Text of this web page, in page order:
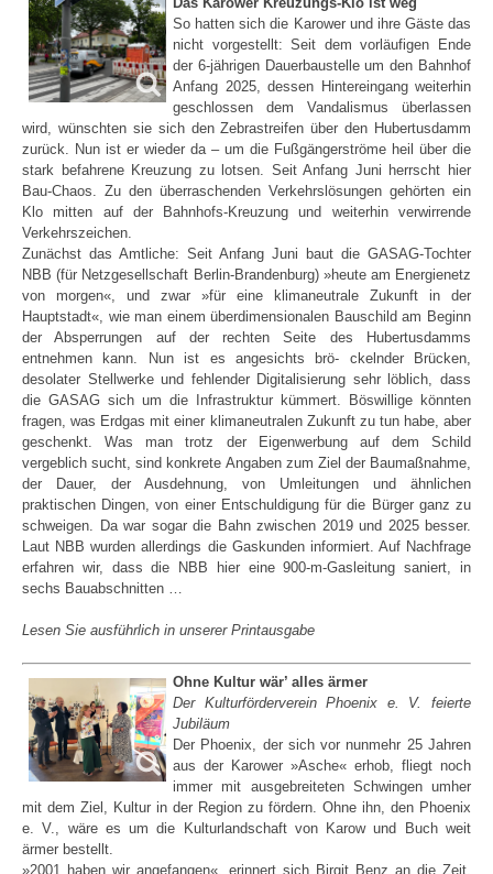
So hatten sich die Karower und ihre Gäste das
nicht vorgestellt: Seit dem vorläufigen Ende
der 6-jährigen Dauerbaustelle um den Bahnhof
Anfang 2025, dessen Hintereingang weiterhin
geschlossen dem Vandalismus überlassen
wird, wünschten sie sich den Zebrastreifen über den Hubertusdamm
zurück. Nun ist er wieder da – um die Fußgängerströme heil über die
stark befahrene Kreuzung zu lotsen. Seit Anfang Juni herrscht hier
Bau-Chaos. Zu den überraschenden Verkehrslösungen gehörten ein
Klo mitten auf der Bahnhofs-Kreuzung und weiterhin verwirrende
Verkehrszeichen.
Zunächst das Amtliche: Seit Anfang Juni baut die GASAG-Tochter
NBB (für Netzgesellschaft Berlin-Brandenburg) »heute am Energienetz
von morgen«, und zwar »für eine klimaneutrale Zukunft in der
Hauptstadt«, wie man einem überdimensionalen Bauschild am Beginn
der Absperrungen auf der rechten Seite des Hubertusdamms
entnehmen kann. Nun ist es angesichts brö- ckelnder Brücken,
desolater Stellwerke und fehlender Digitalisierung sehr löblich, dass
die GASAG sich um die Infrastruktur kümmert. Böswillige könnten
fragen, was Erdgas mit einer klimaneutralen Zukunft zu tun habe, aber
geschenkt. Was man trotz der Eigenwerbung auf dem Schild
vergeblich sucht, sind konkrete Angaben zum Ziel der Baumaßnahme,
der Dauer, der Ausdehnung, von Umleitungen und ähnlichen
praktischen Dingen, von einer Entschuldigung für die Bürger ganz zu
schweigen. Da war sogar die Bahn zwischen 2019 und 2025 besser.
Laut NBB wurden allerdings die Gaskunden informiert. Auf Nachfrage
erfahren wir, dass die NBB hier eine 900-m-Gasleitung saniert, in
sechs Bauabschnitten …
Lesen Sie ausführlich in unserer Printausgabe
Ohne Kultur wär’ alles ärmer
Der Kulturförderverein Phoenix e. V. feierte
Jubiläum
Der Phoenix, der sich vor nunmehr 25 Jahren
aus der Karower »Asche« erhob, fliegt noch
immer mit ausgebreiteten Schwingen umher
mit dem Ziel, Kultur in der Region zu fördern. Ohne ihn, den Phoenix
e. V., wäre es um die Kulturlandschaft von Karow und Buch weit
ärmer bestellt.
»2001 haben wir angefangen«, erinnert sich Birgit Benz an die Zeit,